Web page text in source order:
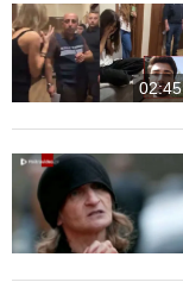
02:45